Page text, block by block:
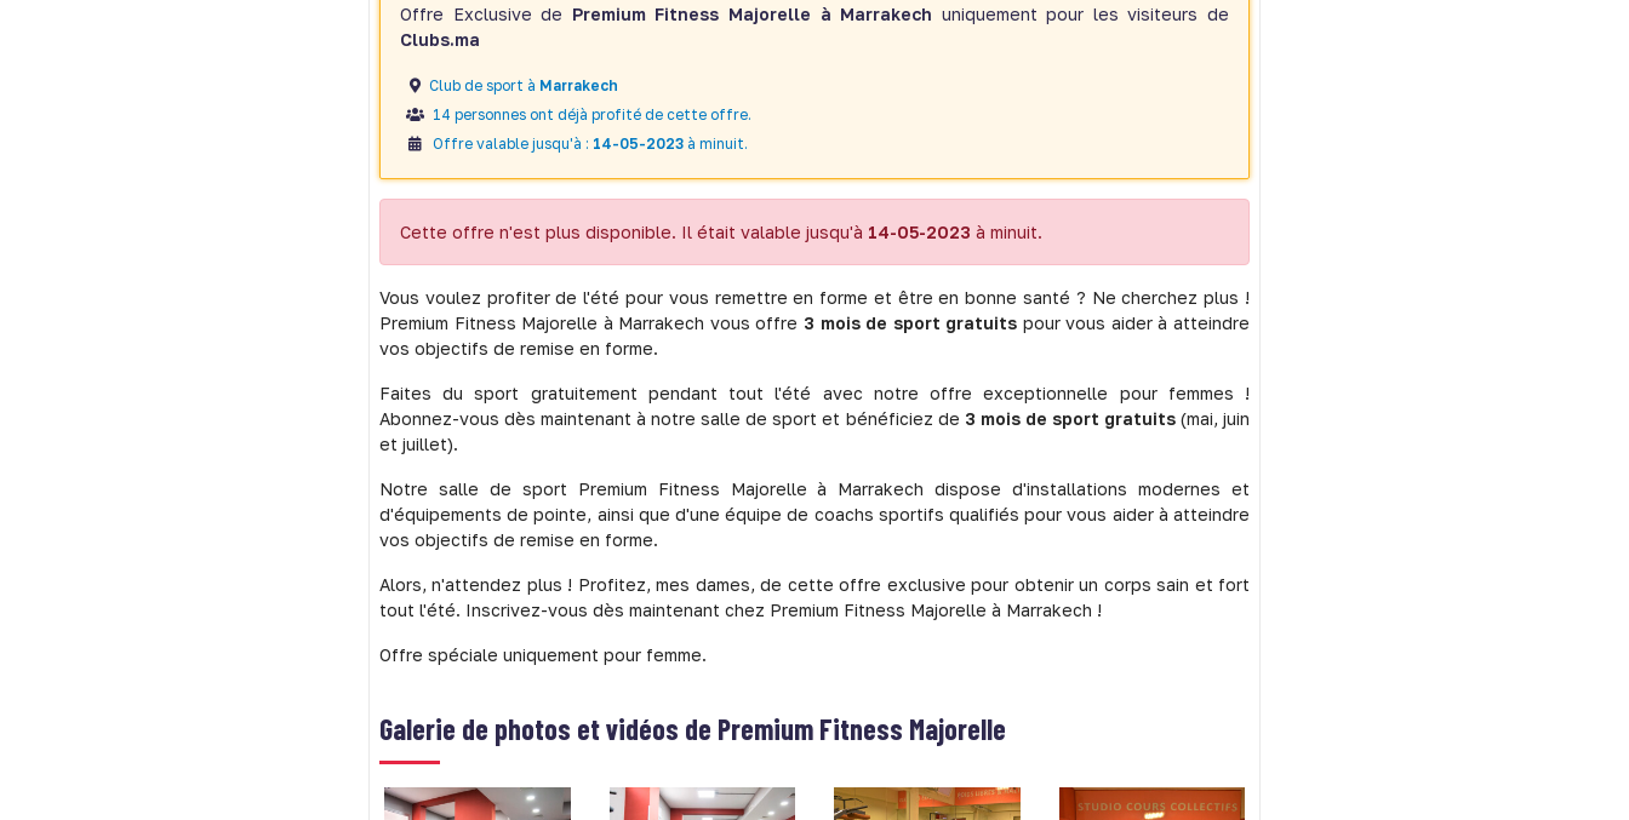
Offre Exclusive de Premium Fitness Majorelle à Marrakech uniquement pour les visiteurs de
Clubs.ma
Club de sport à Marrakech
14 personnes ont déjà profité de cette offre.
Offre valable jusqu'à : 14-05-2023 à minuit.
Cette offre n'est plus disponible. Il était valable jusqu'à 14-05-2023 à minuit.
Vous voulez profiter de l'été pour vous remettre en forme et être en bonne santé ? Ne cherchez plus !
Premium Fitness Majorelle à Marrakech vous offre 3 mois de sport gratuits pour vous aider à atteindre
vos objectifs de remise en forme.
Faites du sport gratuitement pendant tout l'été avec notre offre exceptionnelle pour femmes !
Abonnez-vous dès maintenant à notre salle de sport et bénéficiez de 3 mois de sport gratuits(mai, juin
et juillet).
Notre salle de sport Premium Fitness Majorelle à Marrakech dispose d'installations modernes et
d'équipements de pointe, ainsi que d'une équipe de coachs sportifs qualifiés pour vous aider à atteindre
vos objectifs de remise en forme.
Alors, n'attendez plus ! Profitez, mes dames, de cette offre exclusive pour obtenir un corps sain et fort
tout l'été. Inscrivez-vous dès maintenant chez Premium Fitness Majorelle à Marrakech !
Offre spéciale uniquement pour femme.
Galerie de photos et vidéos de Premium Fitness Majorelle